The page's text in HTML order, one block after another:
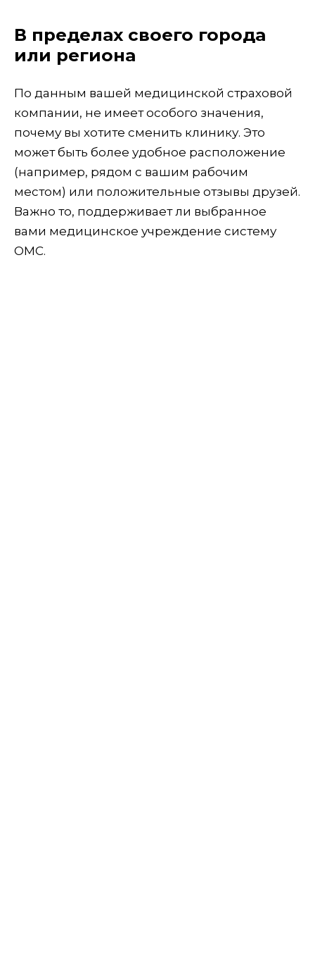
В пределах своего города
или региона
По данным вашей медицинской страховой
компании, не имеет особого значения,
почему вы хотите сменить клинику. Это
может быть более удобное расположение
(например, рядом с вашим рабочим
местом) или положительные отзывы друзей.
Важно то, поддерживает ли выбранное
вами медицинское учреждение систему
ОМС.